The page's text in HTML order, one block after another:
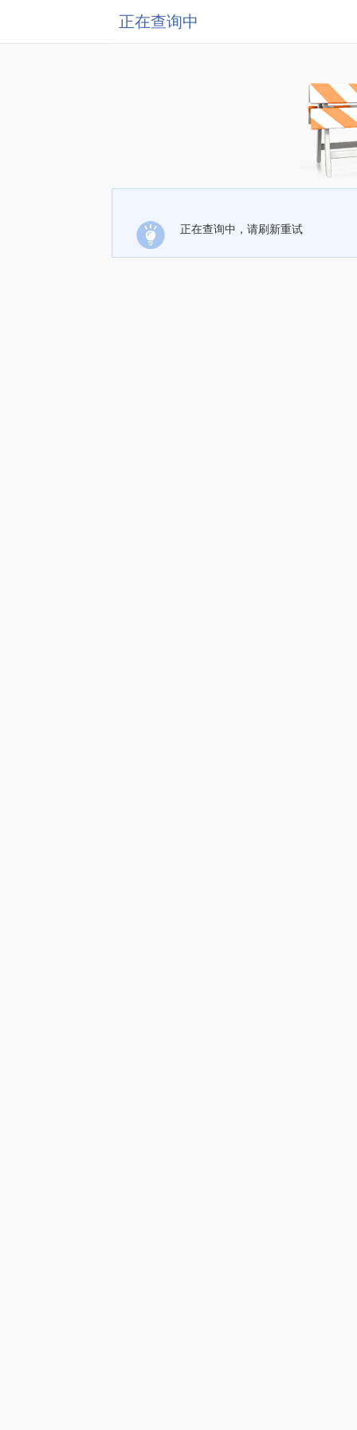
正在查询中
正在查询中，请刷新重试